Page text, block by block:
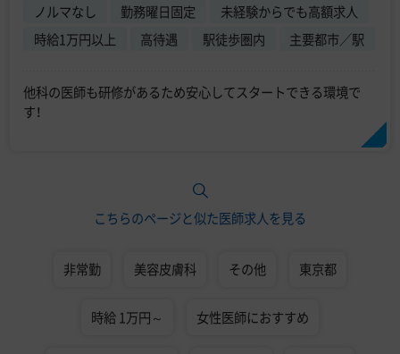
ノルマなし
勤務曜日固定
未経験からでも高額求人
時給1万円以上
高待遇 駅徒歩圏内 主要都市／駅
他科の医師も研修があるため安心してスタートできる環境で
す！
こちらのページと似た医師求人を見る
非常勤 美容皮膚科 その他 東京都
時給 1万円～ 女性医師におすすめ